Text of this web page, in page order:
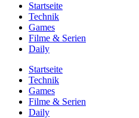
Startseite
Technik
Games
Filme & Serien
Daily
Startseite
Technik
Games
Filme & Serien
Daily